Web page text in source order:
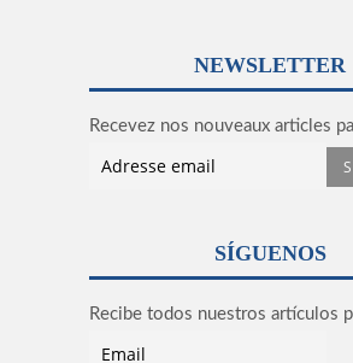
NEWSLETTER
Recevez nos nouveaux articles
SÍGUENOS
Recibe todos nuestros artículos